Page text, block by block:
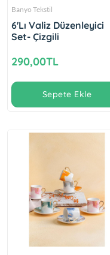
Banyo Tekstil
6'Lı Valiz Düzenleyici
Set- Çizgili
290,00TL
Sepete Ekle